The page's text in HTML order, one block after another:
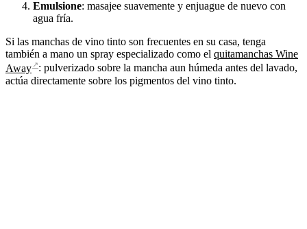
Emulsione: masajee suavemente y enjuague de nuevo con
agua fría.
Si las manchas de vino tinto son frecuentes en su casa, tenga
también a mano un spray especializado como el quitamanchas Wine
Away ↗: pulverizado sobre la mancha aun húmeda antes del lavado,
actúa directamente sobre los pigmentos del vino tinto.